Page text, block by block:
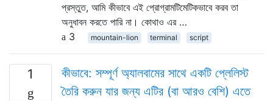
প্রস্তুত, আমি কীভাবে এই প্রোগ্রামটিমেটিকভাবে করব তা
অনুধাবন করতে পারি না। কোথাও এর …
3
mountain-lion terminal script
1
কীভাবে: সম্পূর্ণ অ্যালবামের সাথে একটি প্লেলিস্ট
তৈরি করুন যার জন্য এটির (বা আরও বেশি) এতে